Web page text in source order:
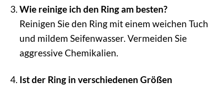
Wie reinige ich den Ring am besten?
Reinigen Sie den Ring mit einem weichen Tuch
und mildem Seifenwasser. Vermeiden Sie
aggressive Chemikalien.
Ist der Ring in verschiedenen Größen